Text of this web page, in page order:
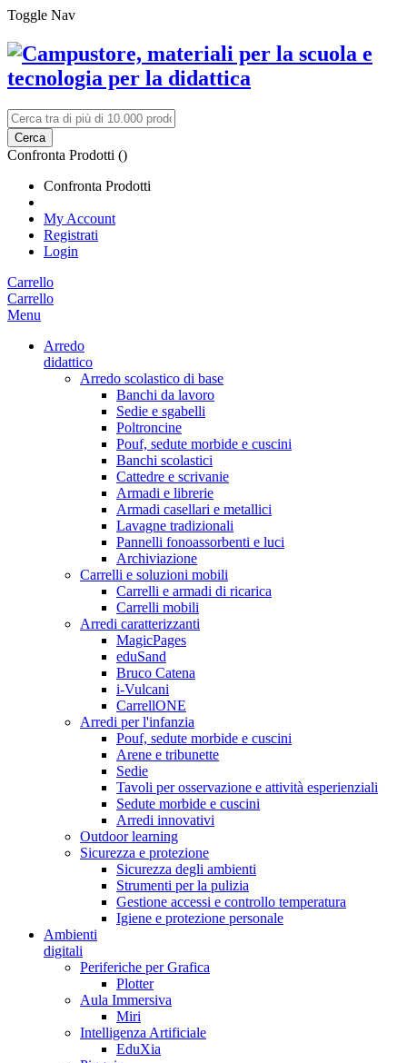
Toggle Nav
Cerca
Confronta Prodotti ()
Confronta Prodotti
My Account
Registrati
Login
Carrello
Carrello
Menu
Arredo
didattico
Arredo scolastico di base
Banchi da lavoro
Sedie e sgabelli
Poltroncine
Pouf, sedute morbide e cuscini
Banchi scolastici
Cattedre e scrivanie
Armadi e librerie
Armadi casellari e metallici
Lavagne tradizionali
Pannelli fonoassorbenti e luci
Archiviazione
Carrelli e soluzioni mobili
Carrelli e armadi di ricarica
Carrelli mobili
Arredi caratterizzanti
MagicPages
eduSand
Bruco Catena
i-Vulcani
CarrellONE
Arredi per l'infanzia
Pouf, sedute morbide e cuscini
Arene e tribunette
Sedie
Tavoli per osservazione e attività esperienziali
Sedute morbide e cuscini
Arredi innovativi
Outdoor learning
Sicurezza e protezione
Sicurezza degli ambienti
Strumenti per la pulizia
Gestione accessi e controllo temperatura
Igiene e protezione personale
Ambienti
digitali
Periferiche per Grafica
Plotter
Aula Immersiva
Miri
Intelligenza Artificiale
EduXia